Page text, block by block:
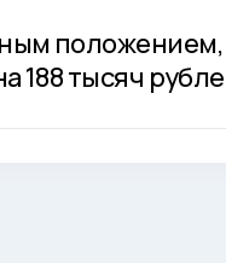
188 тысяч